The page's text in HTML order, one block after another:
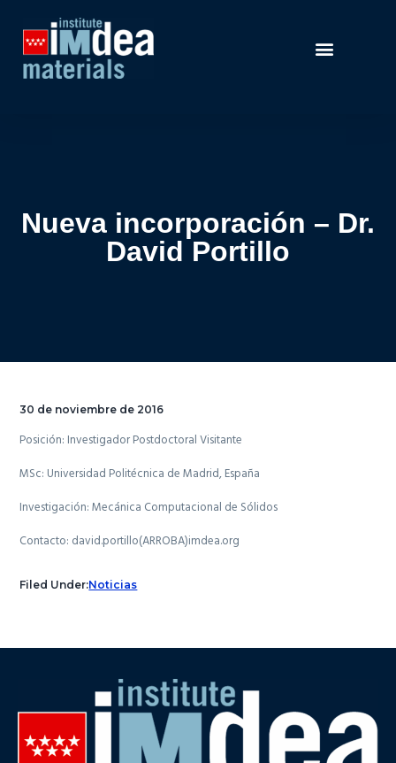
Nueva incorporación – Dr.
David Portillo
30 de noviembre de 2016
Posición: Investigador Postdoctoral Visitante
MSc: Universidad Politécnica de Madrid, España
Investigación: Mecánica Computacional de Sólidos
Contacto: david.portillo(ARROBA)imdea.org
Filed Under:Noticias